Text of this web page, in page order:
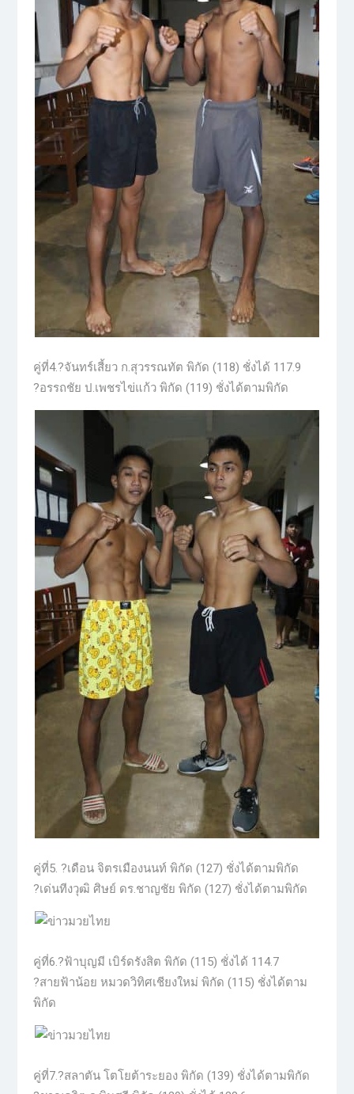
คู่ที่4.?จันทร์เสี้ยว ก.สุวรรณทัต พิกัด (118) ชั่งได้ 117.9
?อรรถชัย ป.เพชรไข่แก้ว พิกัด (119) ชั่งได้ตามพิกัด
คู่ที่5. ?เดือน จิตรเมืองนนท์ พิกัด (127) ชั่งได้ตามพิกัด
?เด่นทีงวุฒิ ศิษย์ ดร.ชาญชัย พิกัด (127) ชั่งได้ตามพิกัด
คู่ที่6.?ฟ้าบุญมี เบิร์ดรังสิต พิกัด (115) ชั่งได้ 114.7
?สายฟ้าน้อย หมวดวิทิศเชียงใหม่ พิกัด (115) ชั่งได้ตาม
พิกัด
คู่ที่7.?สลาตัน โตโยต้าระยอง พิกัด (139) ชั่งได้ตามพิกัด